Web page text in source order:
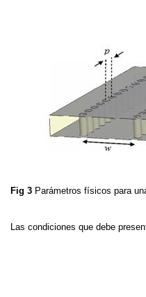
Fig 3 Parámetros físicos para
Las condiciones que debe